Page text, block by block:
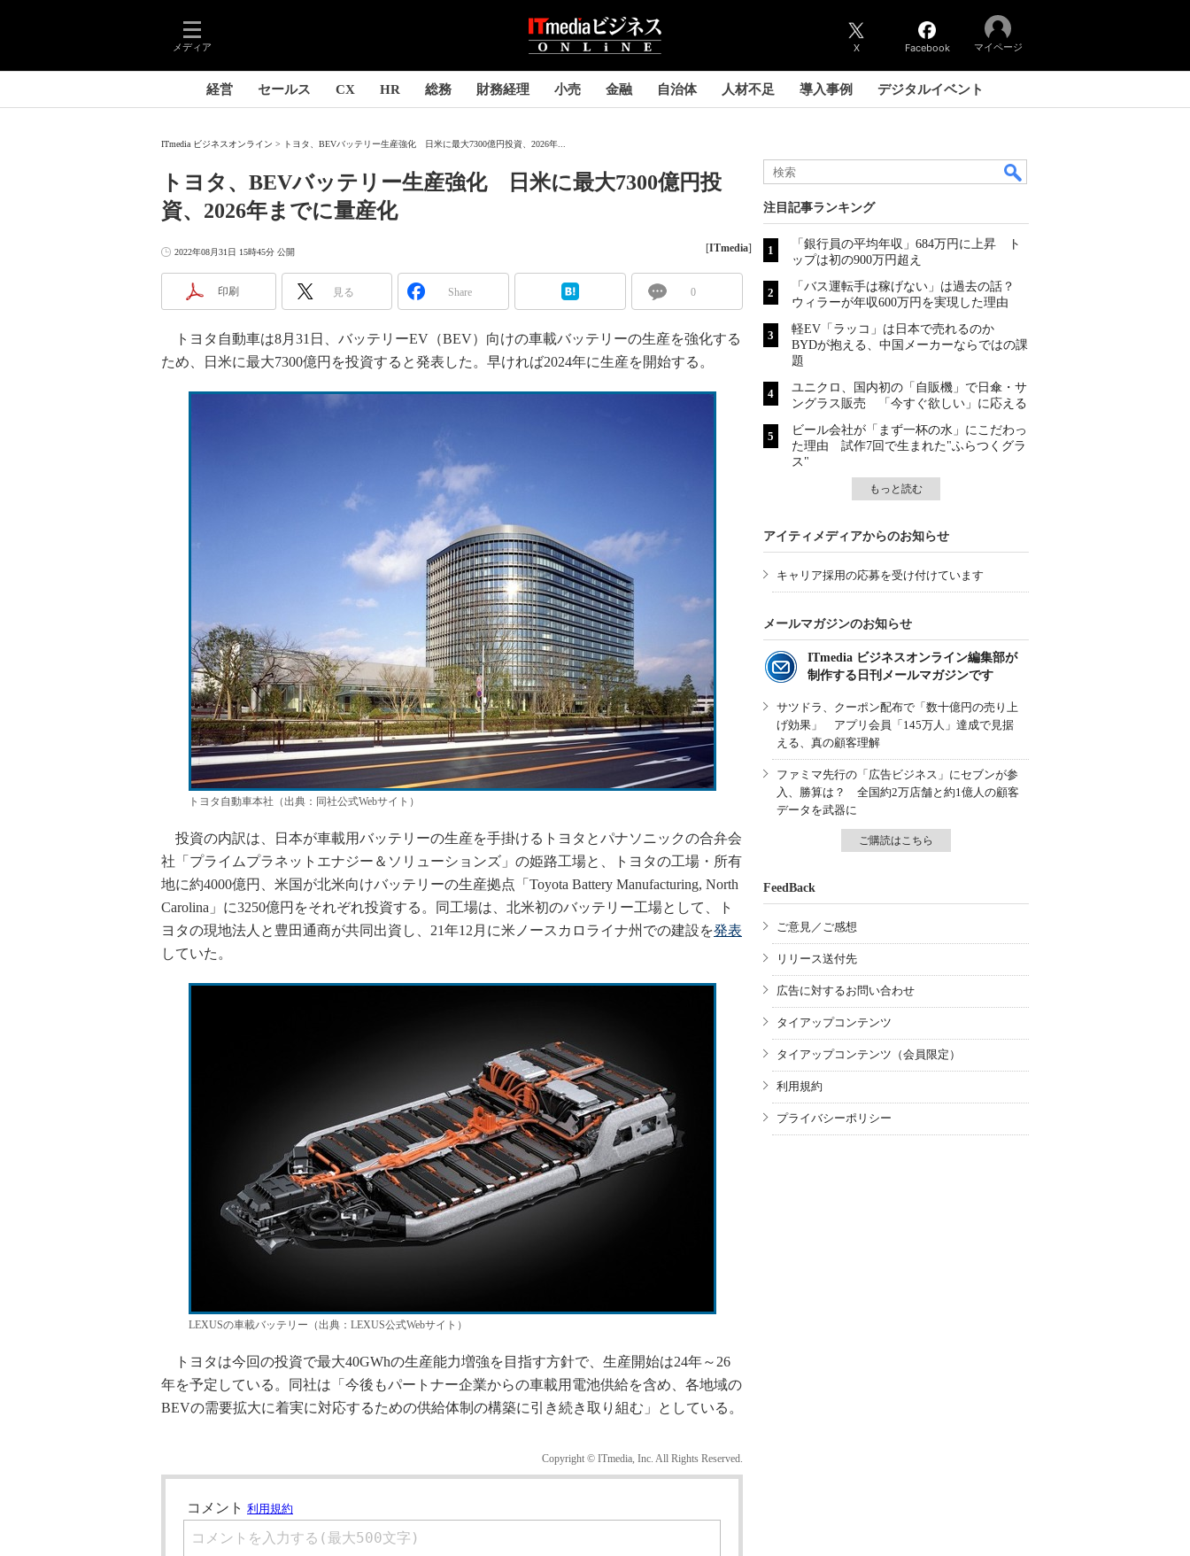
メディア X Facebook マイページ
経営 セールス CX HR 総務 財務経理 小売 金融 自治体 人材不足 導入事例 デジタルイベント
ITmedia ビジネスオンライン トヨタ、BEVバッテリー生産強化 日米に最大7300億円投資、2026年...
トヨタ、BEVバッテリー生産強化 日米に最大7300億円投
資、2026年までに量産化
2022年08月31日 15時45分 公開 [ITmedia]
印刷 見る Share 0
トヨタ自動車は8月31日、バッテリーEV（BEV）向けの車載バッテリーの生産を強化する
ため、日米に最大7300億円を投資すると発表した。早ければ2024年に生産を開始する。
トヨタ自動車本社（出典：同社公式Webサイト）
投資の内訳は、日本が車載用バッテリーの生産を手掛けるトヨタとパナソニックの合弁会
社「プライムプラネットエナジー＆ソリューションズ」の姫路工場と、トヨタの工場・所有
地に約4000億円、米国が北米向けバッテリーの生産拠点「Toyota Battery Manufacturing, North
Carolina」に3250億円をそれぞれ投資する。同工場は、北米初のバッテリー工場として、ト
ヨタの現地法人と豊田通商が共同出資し、21年12月に米ノースカロライナ州での建設を発表
していた。
LEXUSの車載バッテリー（出典：LEXUS公式Webサイト）
トヨタは今回の投資で最大40GWhの生産能力増強を目指す方針で、生産開始は24年～26
年を予定している。同社は「今後もパートナー企業からの車載用電池供給を含め、各地域の
BEVの需要拡大に着実に対応するための供給体制の構築に引き続き取り組む」としている。
Copyright © ITmedia, Inc. All Rights Reserved.
注目記事ランキング
「銀行員の平均年収」684万円に上昇 ト
ップは初の900万円超え
「バス運転手は稼げない」は過去の話？
ウィラーが年収600万円を実現した理由
軽EV「ラッコ」は日本で売れるのか
BYDが抱える、中国メーカーならではの課
題
ユニクロ、国内初の「自販機」で日傘・サ
ングラス販売 「今すぐ欲しい」に応える
ビール会社が「まず一杯の水」にこだわっ
た理由 試作7回で生まれた"ふらつくグラ
ス"
もっと読む
アイティメディアからのお知らせ
キャリア採用の応募を受け付けています
メールマガジンのお知らせ
ITmedia ビジネスオンライン編集部が
制作する日刊メールマガジンです
サツドラ、クーポン配布で「数十億円の売り上
げ効果」 アプリ会員「145万人」達成で見据
える、真の顧客理解
ファミマ先行の「広告ビジネス」にセブンが参
入、勝算は？ 全国約2万店舗と約1億人の顧客
データを武器に
ご購読はこちら
FeedBack
ご意見／ご感想
リリース送付先
広告に対するお問い合わせ
タイアップコンテンツ
タイアップコンテンツ（会員限定）
利用規約
プライバシーポリシー